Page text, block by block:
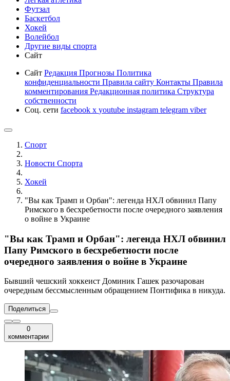
Футзал
Баскетбол
Хокей
Волейбол
Другие виды спорта
Сайт
Сайт Редакция Прогнозы Политика
конфиденциальности Правила сайту Контакты Правила
комментирования Редакционная политика Структура
собственности
Соц. сети facebook x youtube instagram telegram viber
Спорт
Новости Cпорта
Хокей
"Вы как Трамп и Орбан": легенда НХЛ обвинил Папу
Римского в бесхребетности после очередного заявления
о войне в Украине
"Вы как Трамп и Орбан": легенда НХЛ обвинил
Папу Римского в бесхребетности после
очередного заявления о войне в Украине
Бывший чешский хоккеист Доминик Гашек разочарован
очередным бессмысленным обращением Понтифика в никуда.
Поделиться
0
комментарии